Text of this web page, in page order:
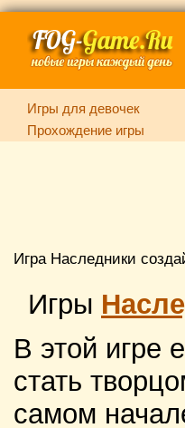
Игры для девочек
Прохождение игры
Игра Наследники
Игры
В этой игре
стать
самом